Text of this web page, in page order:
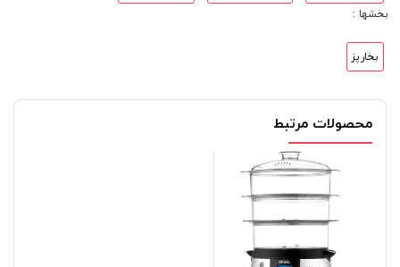
بخشها :
بخارپز
محصولات مرتبط